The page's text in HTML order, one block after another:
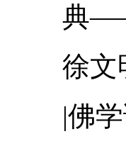
典
徐文
|佛